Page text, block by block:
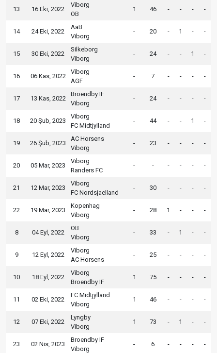
13 16 Eki, 2022
Viborg
OB
1 46 - - - -
14 24 Eki, 2022
AaB
Viborg
- 20 - 1 - -
15 30 Eki, 2022
Silkeborg
Viborg
- 24 - - 1 -
16 06 Kas, 2022
Viborg
AGF
- 7 - - - -
17 13 Kas, 2022
Broendby IF
Viborg
- 24 - - - -
18 20 Şub, 2023
Viborg
FC Midtjylland
- 44 - - 1 -
19 26 Şub, 2023
AC Horsens
Viborg
- 23 - - - -
20 05 Mar, 2023
Viborg
Randers FC
- - - - - -
21 12 Mar, 2023
Viborg
FC Nordsjaelland
- 30 - - - -
22 19 Mar, 2023
Kopenhag
Viborg
- 28 1 - - -
8 04 Eyl, 2022
OB
Viborg
- 33 - 1 - -
9 12 Eyl, 2022
Viborg
AC Horsens
- 25 - - - -
10 18 Eyl, 2022
Viborg
Broendby IF
1 75 - - - -
11 02 Eki, 2022
FC Midtjylland
Viborg
1 46 - - - -
12 07 Eki, 2022
Lyngby
Viborg
1 73 - 1 - -
23 02 Nis, 2023
Broendby IF
Viborg
- 6 - - - -